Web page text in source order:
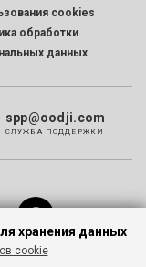
cookies
обработки
данных
spp@oodji.com
CЛУЖБА ПОДДЕРЖКИ
хранения данных
cookie